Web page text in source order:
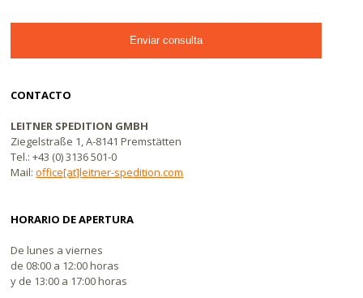
CONTACTO
LEITNER SPEDITION GMBH
Ziegelstraße 1, A-8141 Premstätten
Tel.: +43 (0) 3136 501-0
Mail:office[at]leitner-spedition.com
HORARIO DE APERTURA
De lunes a viernes
de 08:00 a 12:00 horas
y de 13:00 a 17:00 horas